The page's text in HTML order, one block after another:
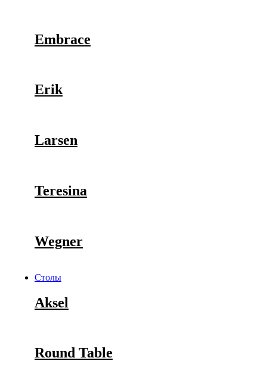
Embrace
Erik
Larsen
Teresina
Wegner
Столы
Aksel
Round Table